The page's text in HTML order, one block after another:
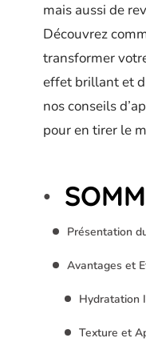
mais aussi de
Découvrez
transformer
effet brillant et
nos conseils
pour en tirer le
Présentation
Avantages et
Hydratation
Texture et